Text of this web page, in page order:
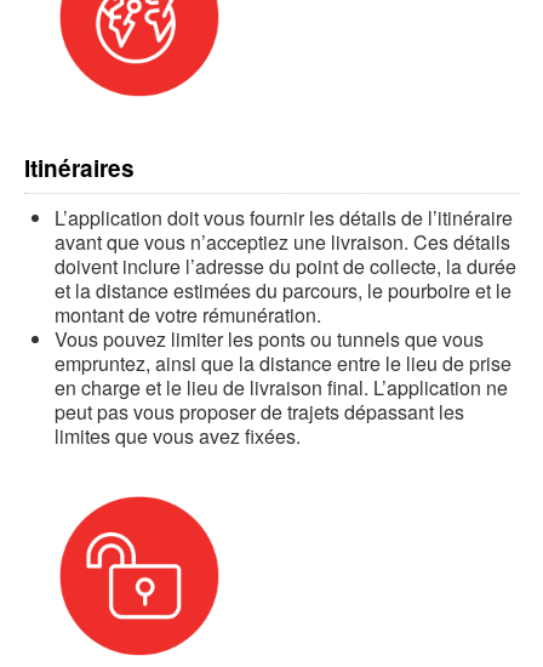
Itinéraires
L’application doit vous fournir les détails de l’itinéraire
avant que vous n’acceptiez une livraison. Ces détails
doivent inclure l’adresse du point de collecte, la durée
et la distance estimées du parcours, le pourboire et le
montant de votre rémunération.
Vous pouvez limiter les ponts ou tunnels que vous
empruntez, ainsi que la distance entre le lieu de prise
en charge et le lieu de livraison final. L’application ne
peut pas vous proposer de trajets dépassant les
limites que vous avez fixées.